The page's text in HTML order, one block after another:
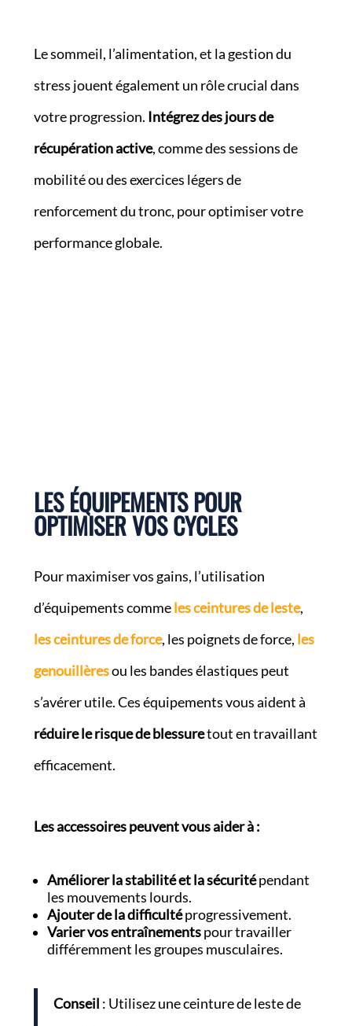
Le sommeil, l’alimentation, et la gestion du
stress jouent également un rôle crucial dans
votre progression. Intégrez des jours de
récupération active, comme des sessions de
mobilité ou des exercices légers de
renforcement du tronc, pour optimiser votre
performance globale.
LES ÉQUIPEMENTS POUR
OPTIMISER VOS CYCLES
Pour maximiser vos gains, l’utilisation
d’équipements commeles ceintures de leste,
les ceintures de force, les poignets de force, les
genouillèresou les bandes élastiques peut
s’avérer utile. Ces équipements vous aident à
réduire le risque de blessuretout en travaillant
efficacement.
Les accessoires peuvent vous aider à :
Améliorer la stabilité et la sécuritépendant
les mouvements lourds.
Ajouter de la difficultéprogressivement.
Varier vos entraînementspour travailler
différemment les groupes musculaires.
Conseil : Utilisez une ceinture de leste de